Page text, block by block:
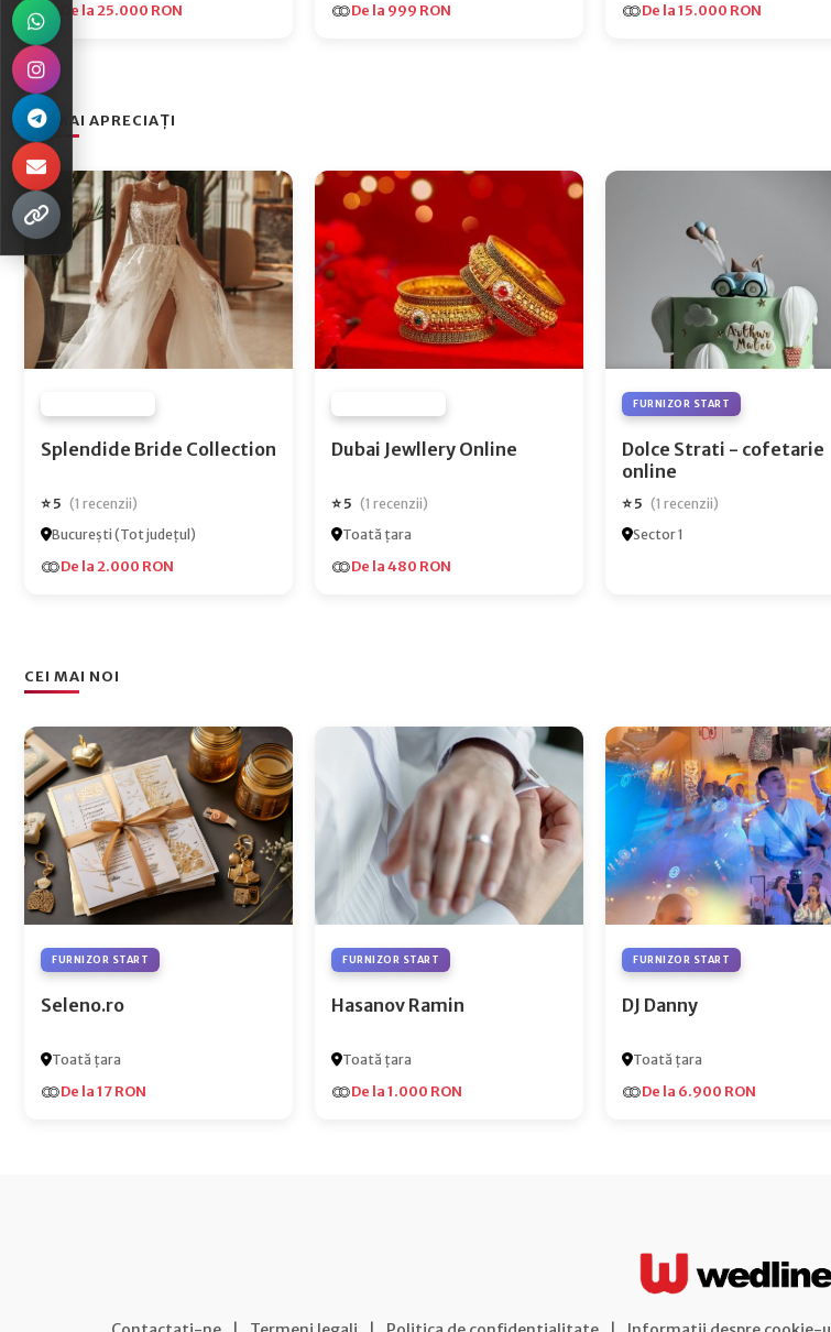
De la 25.000 RON De la 999 RON De la 15.000 RON
CEI MAI APRECIAȚI
Splendide Bride Collection
⭐ 5 (1 recenzii)
București (Tot județul)
De la 2.000 RON
Dubai Jewllery Online
⭐ 5 (1 recenzii)
Toată țara
De la 480 RON
FURNIZOR START
Dolce Strati - cofetarie
online
⭐ 5 (1 recenzii)
Sector 1
CEI MAI NOI
FURNIZOR START
Seleno.ro
Toată țara
De la 17 RON
FURNIZOR START
Hasanov Ramin
Toată țara
De la 1.000 RON
FURNIZOR START
DJ Danny
Toată țara
De la 6.900 RON